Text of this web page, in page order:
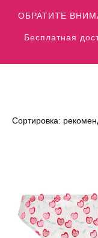
ОБРАТИТЕ
Бесплатная
Сортировка: